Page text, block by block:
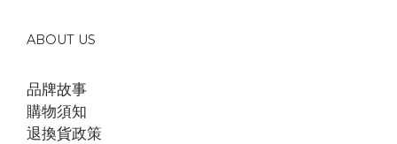
ABOUT US
品牌故事
購物須知
退換貨政策